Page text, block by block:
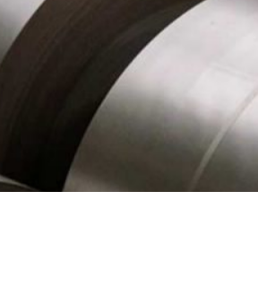
Sprzedaż detaliczna